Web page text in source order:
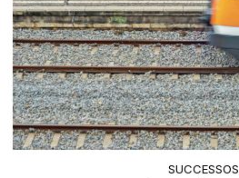
SUCCESSOS